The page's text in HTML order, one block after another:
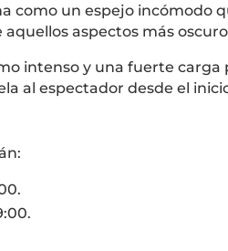
como un espejo incómodo
aspectos más
intenso y una fuerte
al espectador desde el